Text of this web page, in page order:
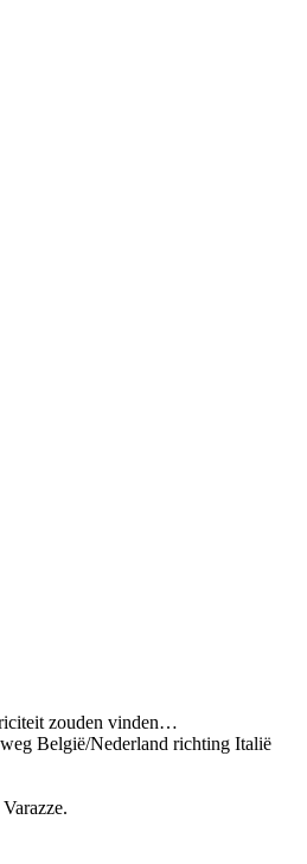
zouden vinden…
België/Nederland richting Italië